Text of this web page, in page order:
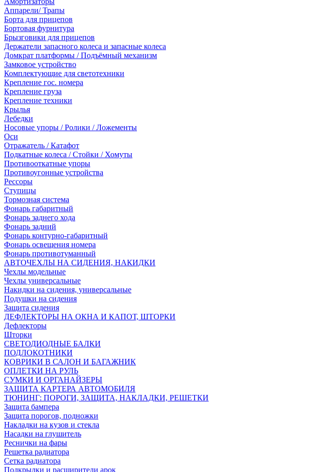
Аппарели/ Трапы
Борта для прицепов
Бортовая фурнитура
Брызговики для прицепов
Держатели запасного колеса и запасные колеса
Домкрат платформы / Подъёмный механизм
Замковое устройство
Комплектующие для светотехники
Крепление гос. номера
Крепление груза
Крепление техники
Крылья
Лебедки
Носовые упоры / Ролики / Ложементы
Оси
Отражатель / Катафот
Подкатные колеса / Стойки / Хомуты
Противооткатные упоры
Противоугонные устройства
Рессоры
Ступицы
Тормозная система
Фонарь габаритный
Фонарь заднего хода
Фонарь задний
Фонарь контурно-габаритный
Фонарь освещения номера
Фонарь противотуманный
АВТОЧЕХЛЫ НА СИДЕНИЯ, НАКИДКИ
Чехлы модельные
Чехлы универсальные
Накидки на сидения, универсальные
Подушки на сидения
Защита сидения
ДЕФЛЕКТОРЫ НА ОКНА И КАПОТ, ШТОРКИ
Дефлекторы
Шторки
СВЕТОДИОДНЫЕ БАЛКИ
ПОДЛОКОТНИКИ
КОВРИКИ В САЛОН И БАГАЖНИК
ОПЛЕТКИ НА РУЛЬ
СУМКИ И ОРГАНАЙЗЕРЫ
ЗАЩИТА КАРТЕРА АВТОМОБИЛЯ
ТЮНИНГ: ПОРОГИ, ЗАЩИТА, НАКЛАДКИ, РЕШЕТКИ
Защита бампера
Защита порогов, подножки
Накладки на кузов и стекла
Насадки на глушитель
Реснички на фары
Решетка радиатора
Сетка радиатора
Подкрылки и расширители арок